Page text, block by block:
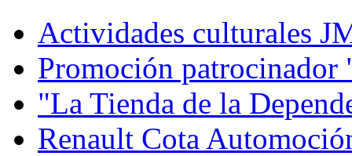
Actividades culturales
Promoción patrocinador
"La Tienda de la
Renault Cota